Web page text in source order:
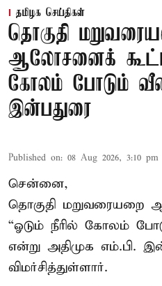
தமிழக செய்திகள்
தொகுதி
ஆலோசனைக்
கோலம் போடும் வீண்
இன்பதுரை
Published on: 08 Aug 2026, 3:10 pm
சென்னை,
தொகுதி
“ஓடும் நீரில் கோலம்
என்று அதிமுக எம்.பி.
விமர்சித்துள்ளார்.